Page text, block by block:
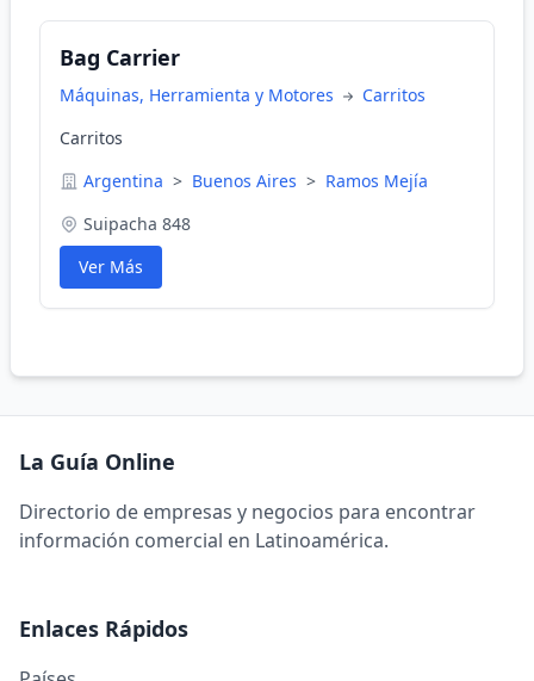
Bag Carrier
Máquinas, Herramienta y Motores
Carritos
Carritos
Argentina > Buenos Aires > Ramos Mejía
Suipacha 848
Ver Más
La Guía Online
Directorio de empresas y negocios para encontrar
información comercial en Latinoamérica.
Enlaces Rápidos